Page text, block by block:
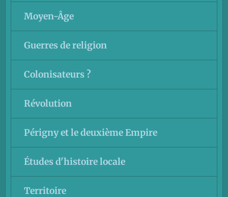
Moyen-Âge
Guerres de religion
Colonisateurs ?
Révolution
Périgny et le deuxième Empire
Études d'histoire locale
Territoire